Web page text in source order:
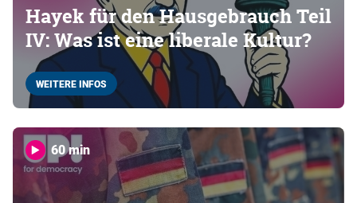
Hayek für den Hausgebrauch Teil
IV: Was ist eine liberale Kultur?
WEITERE INFOS
60 min